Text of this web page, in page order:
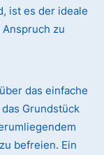
ist es der ideale
zu
das einfache
Grundstück
befreien. Ein